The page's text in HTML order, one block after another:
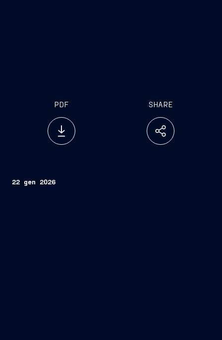
PDF SHARE
22 gen 2026